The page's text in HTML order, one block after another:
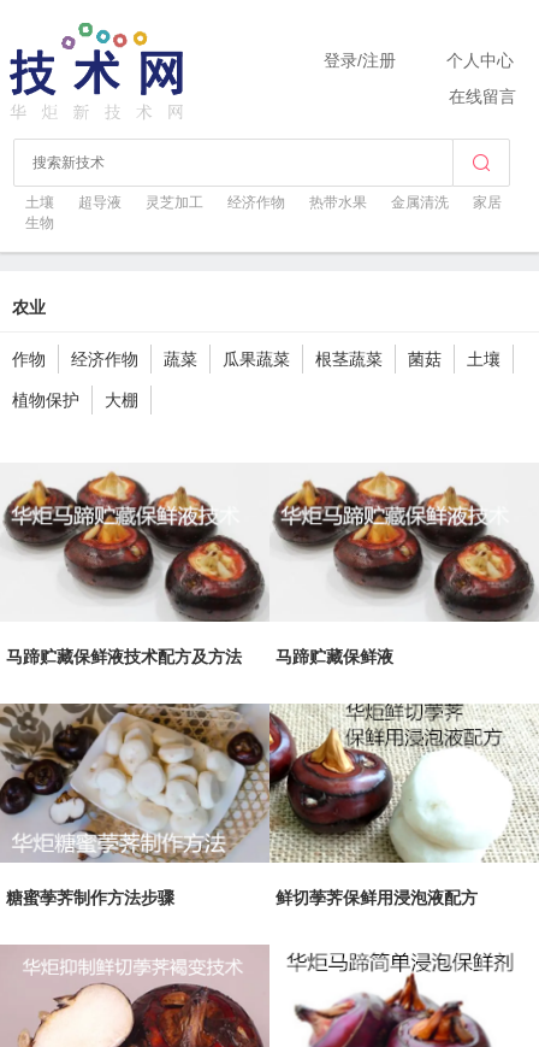
土壤 超导液 灵芝加工 经济作物 热带水果 金属清洗
家居
生物
登录/注册
个人中心
在线留言
农业
作物 经济作物 蔬菜 瓜果蔬菜 根茎蔬菜 菌菇 土壤
植物保护 大棚
马蹄贮藏保鲜液技术配方及方法 马蹄贮藏保鲜液
糖蜜荸荠制作方法步骤 鲜切荸荠保鲜用浸泡液配方